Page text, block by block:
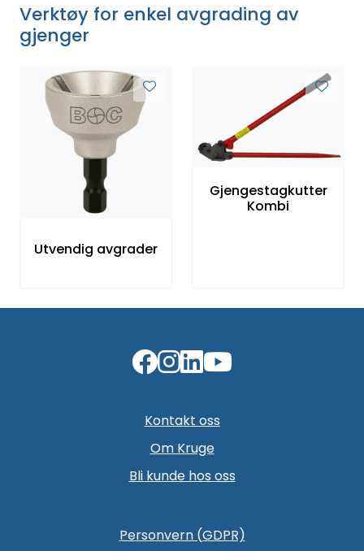
Verktøy for enkel avgrading av
gjenger
Utvendig avgrader
Gjengestagkutter
Kombi
Kontakt oss
Om Kruge
Bli kunde hos oss
Personvern (GDPR)